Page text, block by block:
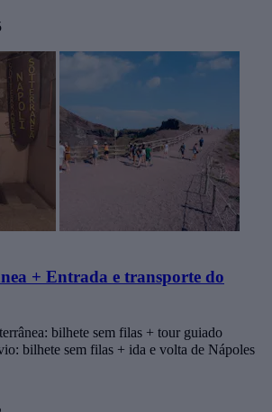
+ Entrada e transporte do
bilhete sem filas + tour guiado
bilhete sem filas + ida e volta de Nápoles